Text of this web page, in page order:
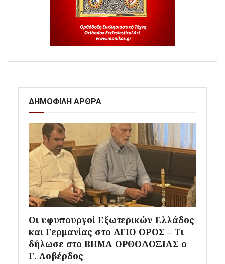
ΔΗΜΟΦΙΛΗ ΑΡΘΡΑ
Οι υφυπουργοί Εξωτερικών Ελλάδος
και Γερμανίας στο ΑΓΙΟ ΟΡΟΣ – Τι
δήλωσε στο ΒΗΜΑ ΟΡΘΟΔΟΞΙΑΣ ο
Γ. Λοβέρδος